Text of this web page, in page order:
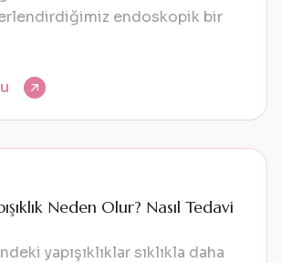
endoskopik bir
Neden Olur? Nasıl Tedavi
yapışıklıklar sıklıkla daha